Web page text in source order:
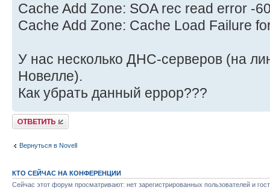
Cache Add Zone: SOA rec read error -
Cache Add Zone: Cache Load Failure
У нас несколько ДНС-серверов (на
Новелле).
Как убрать данный еррор???
Ответить
Вернуться в Novell
КТО СЕЙЧАС НА КОНФЕРЕНЦИИ
Сейчас этот форум просматривают: нет зарегистрированных пользователей и